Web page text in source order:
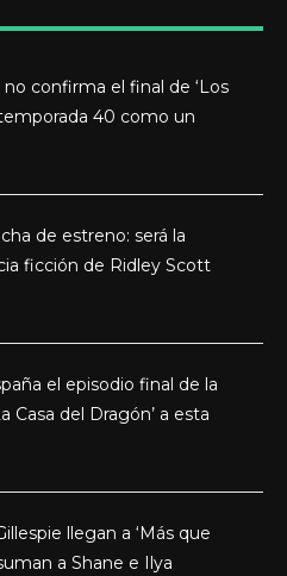
confirma el final de ‘Los
40 como un
de estreno: será la
ficción de Ridley Scott
el episodio final de la
Casa del Dragón’ a esta
llegan a ‘Más que
a Shane e Ilya